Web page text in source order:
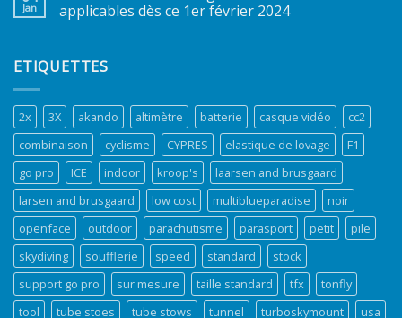
Jan
applicables dès ce 1er février 2024
ETIQUETTES
2x 3X akando altimètre batterie casque vidéo
cc2
combinaison
cyclisme CYPRES elastique de lovage
F1
go pro
ICE indoor kroop's
laarsen and brusgaard
larsen and brusgaard
low cost multiblueparadise
noir
openface
outdoor parachutisme parasport petit
pile
skydiving
soufflerie speed standard
stock
support go pro
sur mesure taille standard tfx
tonfly
tool
tube stoes tube stows tunnel turboskymount usa